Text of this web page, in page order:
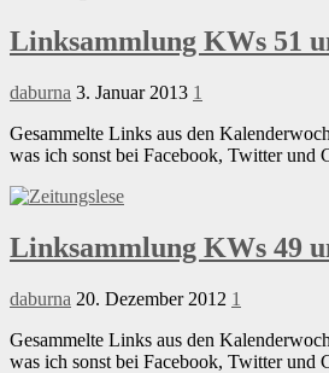
Linksammlung KWs 51
daburna 3. Januar 2013 1
Gesammelte Links aus den
was ich sonst bei Facebook, Twitter und
Linksammlung KWs 49
daburna 20. Dezember 2012 1
Gesammelte Links aus den
was ich sonst bei Facebook, Twitter und